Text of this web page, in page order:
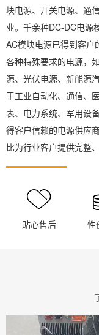
块电源、开关电源、通
业。千余种DC-DC电源
AC模块电源已得到客户
各种特殊要求的电源，
源、光伏电源、新能源
于工业自动化、通信、
表、电力系统、军用设
得客户信赖的电源供应
比为行业客户提供完整
贴心售后 性